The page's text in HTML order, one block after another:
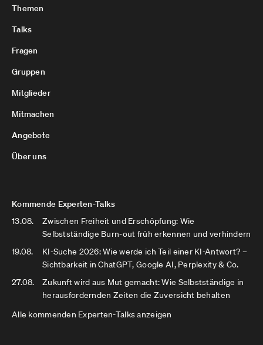
Themen
Talks
Fragen
Gruppen
Mitglieder
Mitmachen
Angebote
Über uns
Kommende Experten-Talks
13.08.
Zwischen Freiheit und Erschöpfung: Wie
Selbstständige Burn-out früh erkennen und verhindern
19.08.
KI-Suche 2026: Wie werde ich Teil einer KI-Antwort? –
Sichtbarkeit in ChatGPT, Google AI, Perplexity & Co.
27.08.
Zukunft wird aus Mut gemacht: Wie Selbstständige in
herausfordernden Zeiten die Zuversicht behalten
Alle kommenden Experten-Talks anzeigen